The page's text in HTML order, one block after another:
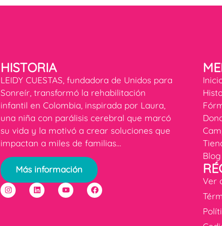
HISTORIA
LEIDY CUESTAS, fundadora de Unidos para
Sonreír, transformó la rehabilitación
infantil en Colombia, inspirada por Laura,
una niña con parálisis cerebral que marcó
su vida y la motivó a crear soluciones que
impactan a miles de familias…
Más información
Blog
Ver